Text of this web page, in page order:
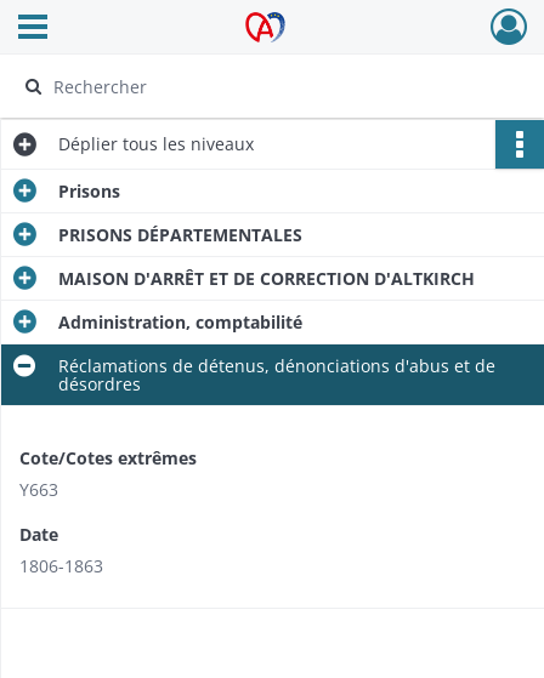
Archives Alsace - Colmar
Ouvrir le menu déroulant
Déplier tous les niveaux
Prisons
PRISONS DÉPARTEMENTALES
MAISON D'ARRÊT ET DE CORRECTION D'ALTKIRCH
Administration, comptabilité
Réclamations de détenus, dénonciations d'abus et de
désordres
Cote/Cotes extrêmes
Y663
Date
1806-1863